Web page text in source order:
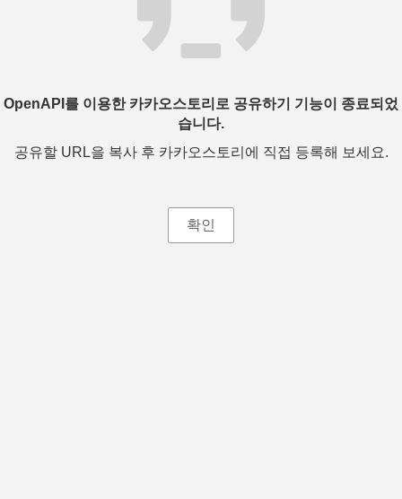
OpenAPI를 이용한 카카오스토리로 공유하기 기능이 종료되었
습니다.
공유할 URL을 복사 후 카카오스토리에 직접 등록해 보세요.
확인